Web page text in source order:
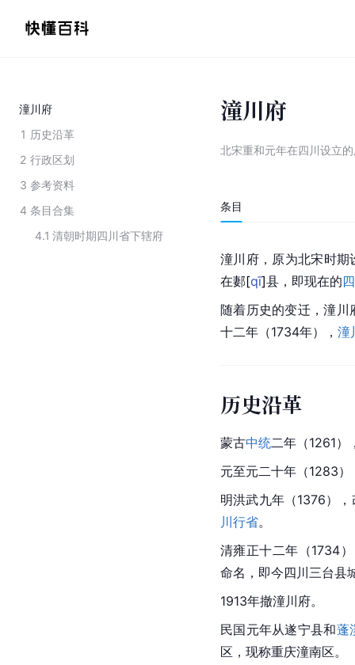
潼川府
1 历史沿革
2 行政区划
3 参考资料
4 条目合集
4.1 清朝时期四川省下辖府
潼川府
北宋重和元年在四川设立
条目
潼川府，原为北宋时期
在郪[qī]县，即现在的
随着历史的变迁，潼
十二年（1734年）， 潼
历史沿革
蒙古中统二年（1261
元至元二十年（1283
明洪武九年（1376）
川行省。
清雍正十二年（1734
命名，即今四川三台县
1913年撤潼川府。
民国元年从遂宁县和蓬
区，现称重庆潼南区。